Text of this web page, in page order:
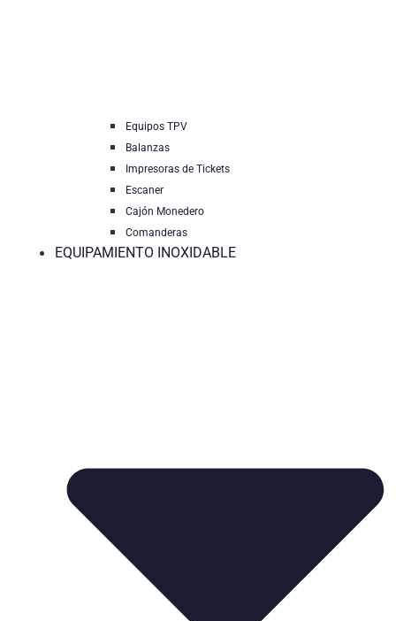
Equipos TPV
Balanzas
Impresoras de Tickets
Escaner
Cajón Monedero
Comanderas
EQUIPAMIENTO INOXIDABLE